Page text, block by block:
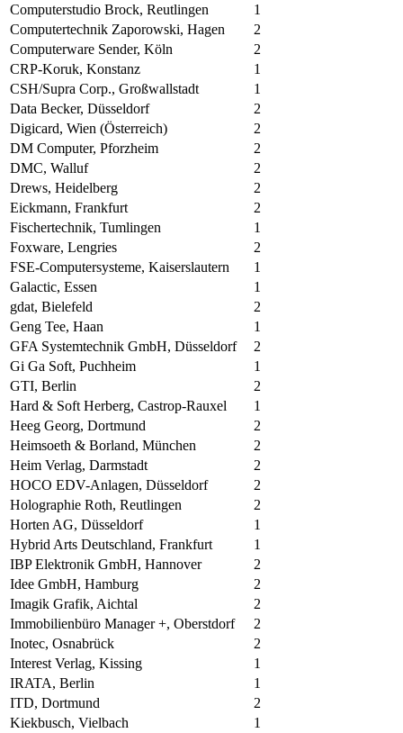
Computerstudio Brock, Reutlingen
1
Computertechnik Zaporowski, Hagen
2
Computerware Sender, Köln
2
CRP-Koruk, Konstanz
1
CSH/Supra Corp., Großwallstadt
1
Data Becker, Düsseldorf
2
Digicard, Wien (Österreich)
2
DM Computer, Pforzheim
2
DMC, Walluf
2
Drews, Heidelberg
2
Eickmann, Frankfurt
2
Fischertechnik, Tumlingen
1
Foxware, Lengries
2
FSE-Computersysteme, Kaiserslautern
1
Galactic, Essen
1
gdat, Bielefeld
2
Geng Tee, Haan
1
GFA Systemtechnik GmbH, Düsseldorf
2
Gi Ga Soft, Puchheim
1
GTI, Berlin
2
Hard & Soft Herberg, Castrop-Rauxel
1
Heeg Georg, Dortmund
2
Heimsoeth & Borland, München
2
Heim Verlag, Darmstadt
2
HOCO EDV-Anlagen, Düsseldorf
2
Holographie Roth, Reutlingen
2
Horten AG, Düsseldorf
1
Hybrid Arts Deutschland, Frankfurt
1
IBP Elektronik GmbH, Hannover
2
Idee GmbH, Hamburg
2
Imagik Grafik, Aichtal
2
Immobilienbüro Manager +, Oberstdorf
2
Inotec, Osnabrück
2
Interest Verlag, Kissing
1
IRATA, Berlin
1
ITD, Dortmund
2
Kiekbusch, Vielbach
1